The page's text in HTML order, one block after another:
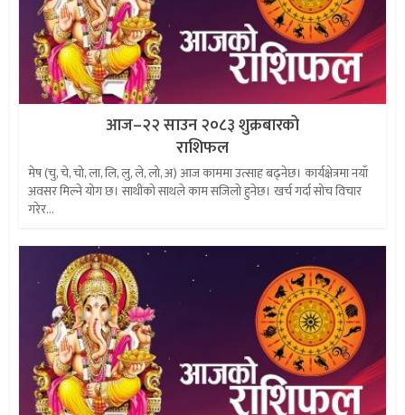
आज–२२ साउन २०८३ शुक्रबारको
राशिफल
मेष (चु, चे, चो, ला, लि, लु, ले, लो, अ) आज काममा उत्साह बढ्नेछ। कार्यक्षेत्रमा नयाँ
अवसर मिल्ने योग छ। साथीको साथले काम सजिलो हुनेछ। खर्च गर्दा सोच विचार
गरेर...